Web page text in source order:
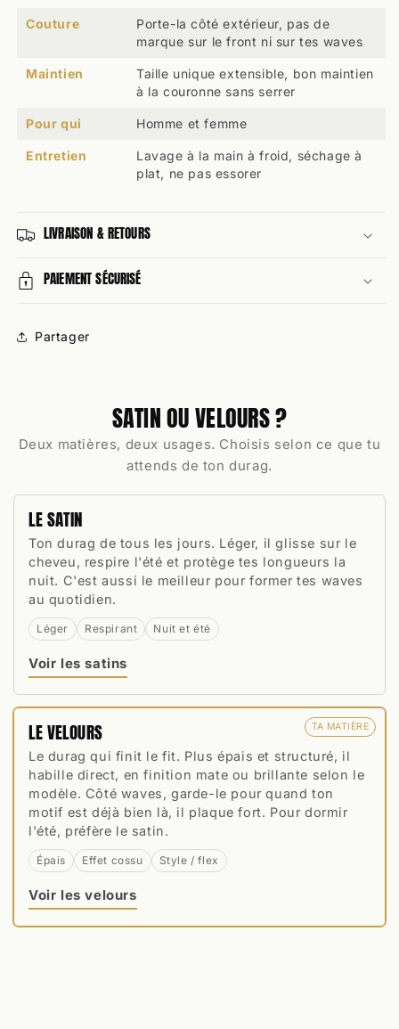
Couture
Porte-la côté extérieur, pas de
marque sur le front ni sur tes waves
Maintien
Taille unique extensible, bon maintien
à la couronne sans serrer
Pour qui Homme et femme
Entretien
Lavage à la main à froid, séchage à
plat, ne pas essorer
LIVRAISON & RETOURS
PAIEMENT SÉCURISÉ
Partager
SATIN OU VELOURS ?
Deux matières, deux usages. Choisis selon ce que tu
attends de ton durag.
LE SATIN
Ton durag de tous les jours. Léger, il glisse sur le
cheveu, respire l'été et protège tes longueurs la
nuit. C'est aussi le meilleur pour former tes waves
au quotidien.
Léger Respirant Nuit et été
Voir les satins
TA MATIÈRE
LE VELOURS
Le durag qui finit le fit. Plus épais et structuré, il
habille direct, en finition mate ou brillante selon le
modèle. Côté waves, garde-le pour quand ton
motif est déjà bien là, il plaque fort. Pour dormir
l'été, préfère le satin.
Épais Effet cossu Style / flex
Voir les velours